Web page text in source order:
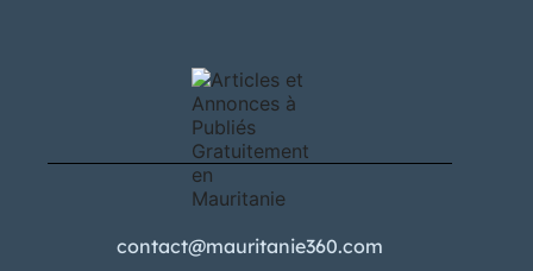
contact@mauritanie360.com